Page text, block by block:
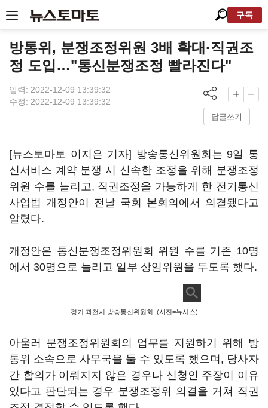
구독
방통위, 분쟁조정위원 3배 확대·직권조
정 도입…"통신분쟁조정 빨라진다"
입력: 2022-12-09 13:39:32
수정: 2022-12-09 13:39:32
답글쓰기
[뉴스토마토 이지은 기자] 방송통신위원회는 9일 통
신서비스 계약 분쟁 시 신속한 조정을 위해 분쟁조정
위원 수를 늘리고, 직권조정을 가능하게 한 전기통신
사업법 개정안이 전날 국회 본회의에서 의결됐다고
알렸다.
개정안은 통신분쟁조정위원회 위원 수를 기존 10명
에서 30명으로 늘리고 일부 상임위원을 두도록 했다.
경기 과천시 방송통신위원회. (사진=뉴시스)
아울러 분쟁조정위원회의 업무를 지원하기 위해 방
통위 소속으로 사무국을 둘 수 있도록 했으며, 당사자
간 합의가 이뤄지지 않은 경우나 신청인 주장이 이유
있다고 판단되는 경우 분쟁조정위 의결을 거쳐 직권